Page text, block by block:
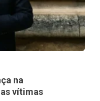
na
vítimas